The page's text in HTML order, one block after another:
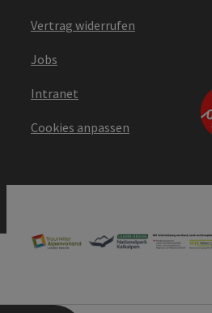
Vertrag widerrufen
Jobs
Intranet
Cookies anpassen